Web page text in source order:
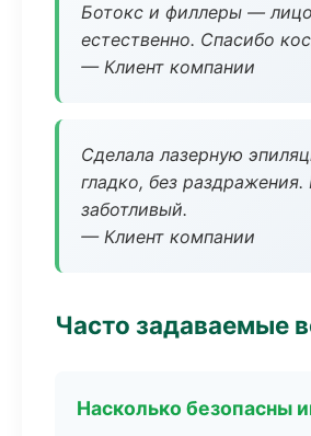
Ботокс и филлеры —
естественно. Спасибо
— Клиент компании
Сделала лазерную
гладко, без
заботливый.
— Клиент компании
Часто задаваемые
Насколько безопасны